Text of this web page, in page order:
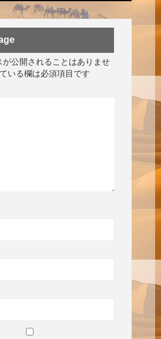
が公開されることはありませ
いる欄は必須項目です